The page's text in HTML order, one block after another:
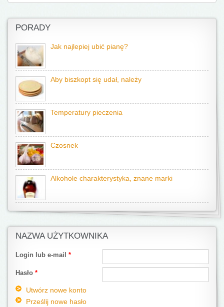
PORADY
Jak najlepiej ubić pianę?
Aby biszkopt się udał, należy
Temperatury pieczenia
Czosnek
Alkohole charakterystyka, znane marki
NAZWA UŻYTKOWNIKA
Login lub e-mail *
Hasło *
Utwórz nowe konto
Prześlij nowe hasło